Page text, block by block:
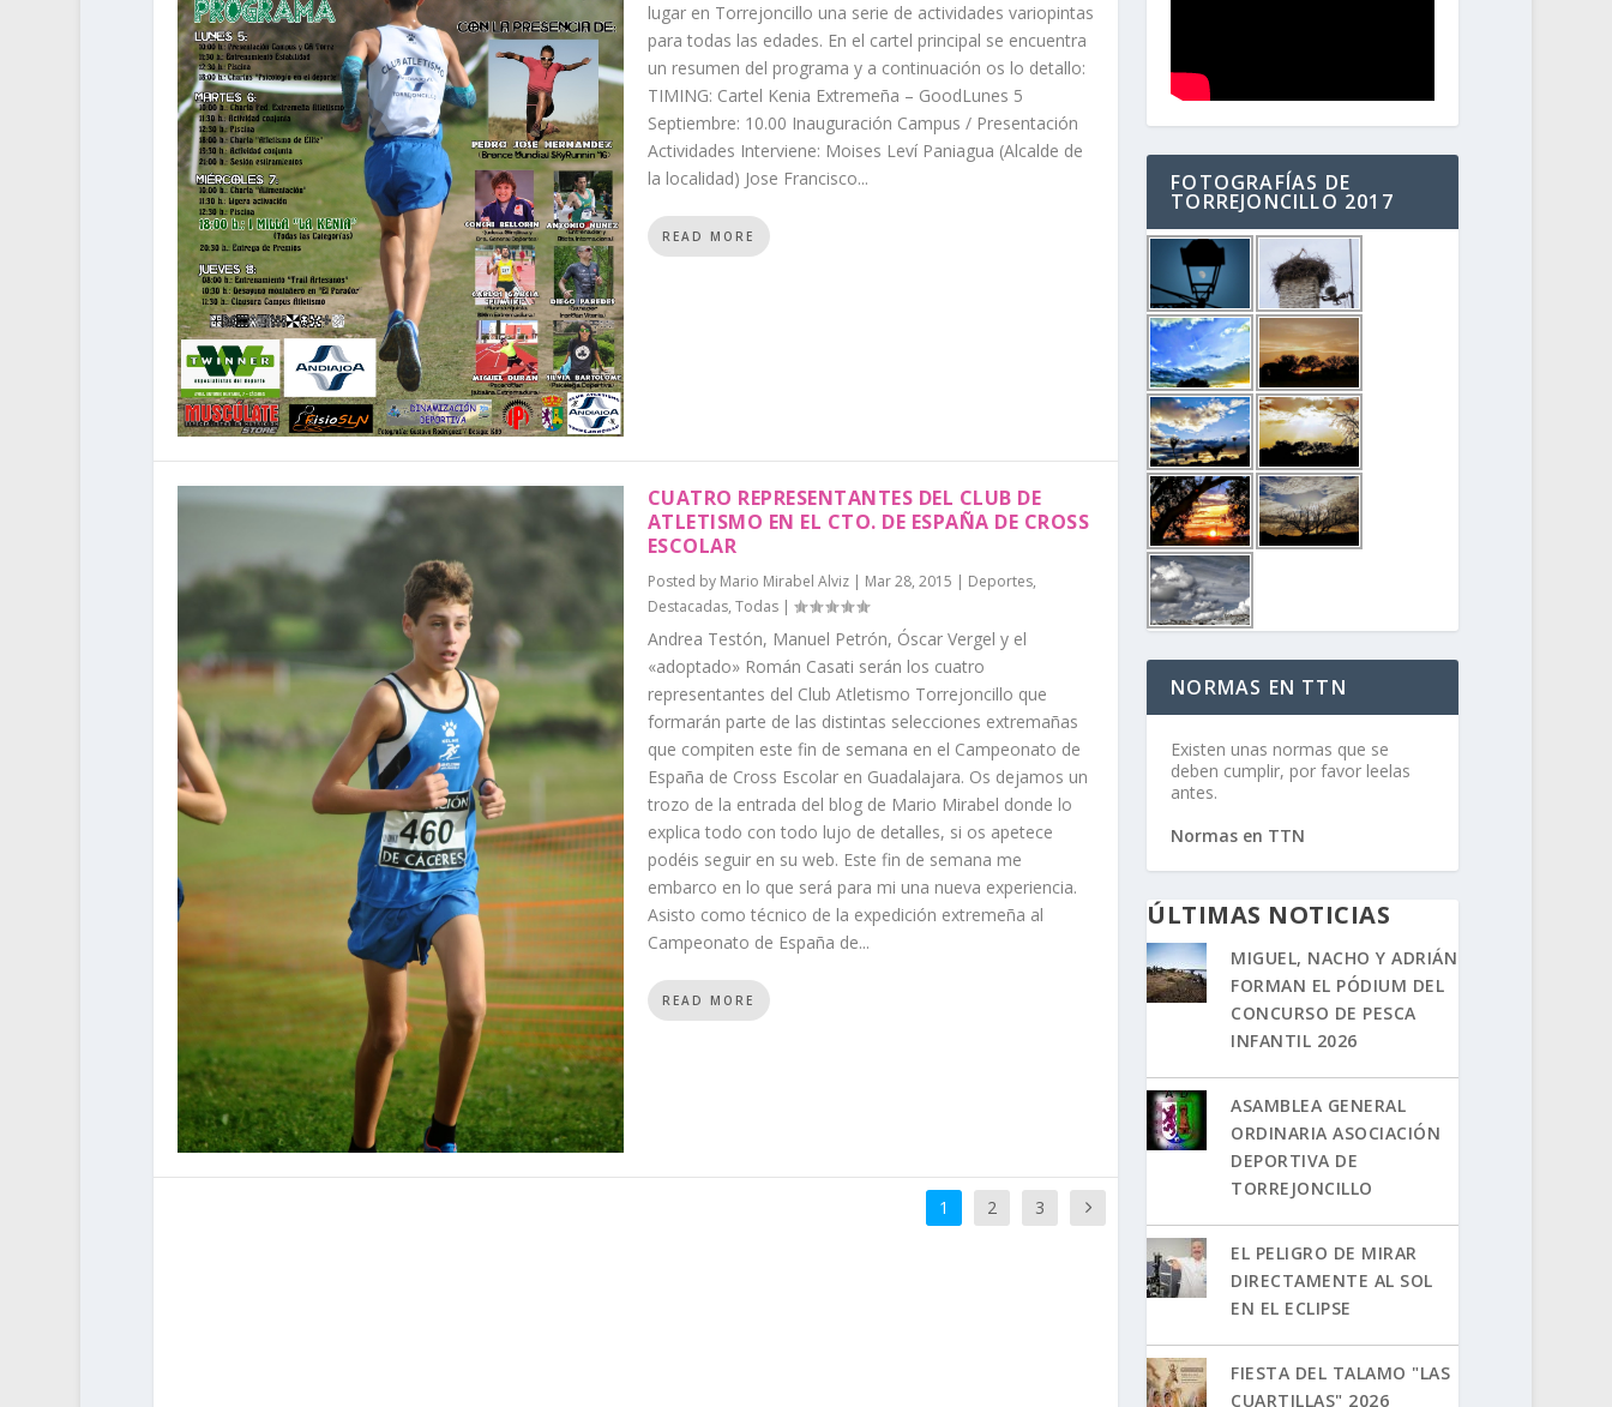
lugar en Torrejoncillo una serie de actividades variopintas
para todas las edades. En el cartel principal se encuentra
un resumen del programa y a continuación os lo detallo:
TIMING: Cartel Kenia Extremeña – GoodLunes 5
Septiembre: 10.00 Inauguración Campus / Presentación
Actividades Interviene: Moises Leví Paniagua (Alcalde de
la localidad) Jose Francisco...
READ MORE
CUATRO REPRESENTANTES DEL CLUB DE
ATLETISMO EN EL CTO. DE ESPAÑA DE CROSS
ESCOLAR
Posted by Mario Mirabel Alviz| Mar 28, 2015 | Deportes,
Destacadas, Todas|
Andrea Testón, Manuel Petrón, Óscar Vergel y el
«adoptado» Román Casati serán los cuatro
representantes del Club Atletismo Torrejoncillo que
formarán parte de las distintas selecciones extremañas
que compiten este fin de semana en el Campeonato de
España de Cross Escolar en Guadalajara. Os dejamos un
trozo de la entrada del blog de Mario Mirabel donde lo
explica todo con todo lujo de detalles, si os apetece
podéis seguir en su web. Este fin de semana me
embarco en lo que será para mi una nueva experiencia.
Asisto como técnico de la expedición extremeña al
Campeonato de España de...
READ MORE
1 2 3
FOTOGRAFÍAS DE
TORREJONCILLO 2017
NORMAS EN TTN
Existen unas normas que se
deben cumplir, por favor leelas
antes.
Normas en TTN
ÚLTIMAS NOTICIAS
MIGUEL, NACHO Y ADRIÁN
FORMAN EL PÓDIUM DEL
CONCURSO DE PESCA
INFANTIL 2026
ASAMBLEA GENERAL
ORDINARIA ASOCIACIÓN
DEPORTIVA DE
TORREJONCILLO
EL PELIGRO DE MIRAR
DIRECTAMENTE AL SOL
EN EL ECLIPSE
FIESTA DEL TALAMO "LAS
CUARTILLAS" 2026